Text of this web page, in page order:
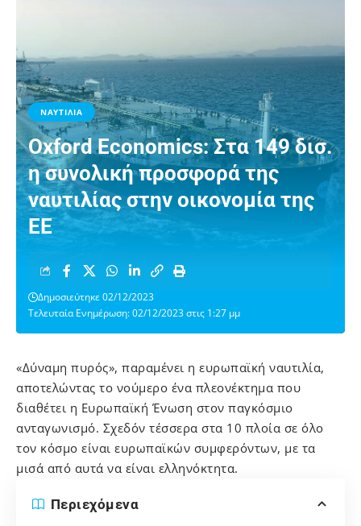
ΝΑΥΤΙΛΙΑ
Oxford Economics: Στα 149 δισ.
η συνολική προσφορά της
ναυτιλίας στην οικονομία της
ΕΕ
Τελευταία Ενημέρωση: 02/12/2023 στις 1:27 μμ
Δημοσιεύτηκε 02/12/2023
«Δύναμη πυρός», παραμένει η ευρωπαϊκή ναυτιλία,
αποτελώντας το νούμερο ένα πλεονέκτημα που
διαθέτει η Ευρωπαϊκή Ένωση στον παγκόσμιο
ανταγωνισμό. Σχεδόν τέσσερα στα 10 πλοία σε όλο
τον κόσμο είναι ευρωπαϊκών συμφερόντων, με τα
μισά από αυτά να είναι ελληνόκτητα.
Περιεχόμενα